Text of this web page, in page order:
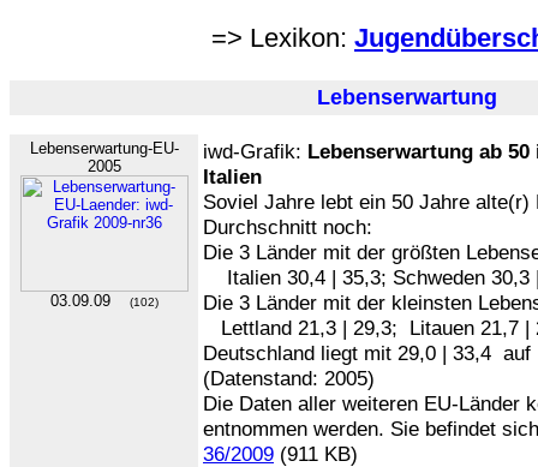
=> Lexikon:
Lebenserwartung
Lebenserwartung-EU-
2005
03.09.09 (102)
iwd-Grafik: Lebenserwartung ab
Italien
Soviel Jahre lebt ein 50 Jahre
Durchschnitt noch:
Die 3 Länder mit der größten
Italien 30,4 | 35,3; Schweden 30,3
Die 3 Länder mit der kleinsten
Lettland 21,3 | 29,3; Litauen 21,7
Deutschland liegt mit 29,0 | 33,4 auf
(Datenstand: 2005)
Die Daten aller weiteren EU-Länder
entnommen werden. Sie befindet
36/2009 (911 KB)